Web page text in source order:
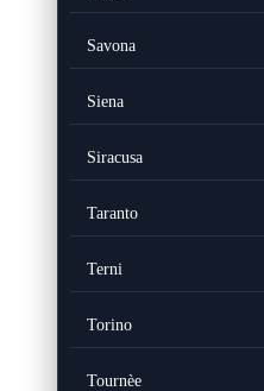
Savona
Siena
Siracusa
Taranto
Terni
Torino
Tournèe